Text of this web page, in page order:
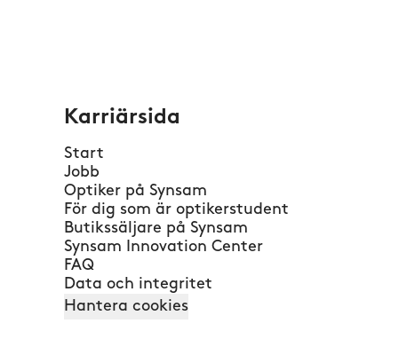
Karriärsida
Start
Jobb
Optiker på Synsam
För dig som är optikerstudent
Butikssäljare på Synsam
Synsam Innovation Center
FAQ
Data och integritet
Hantera cookies